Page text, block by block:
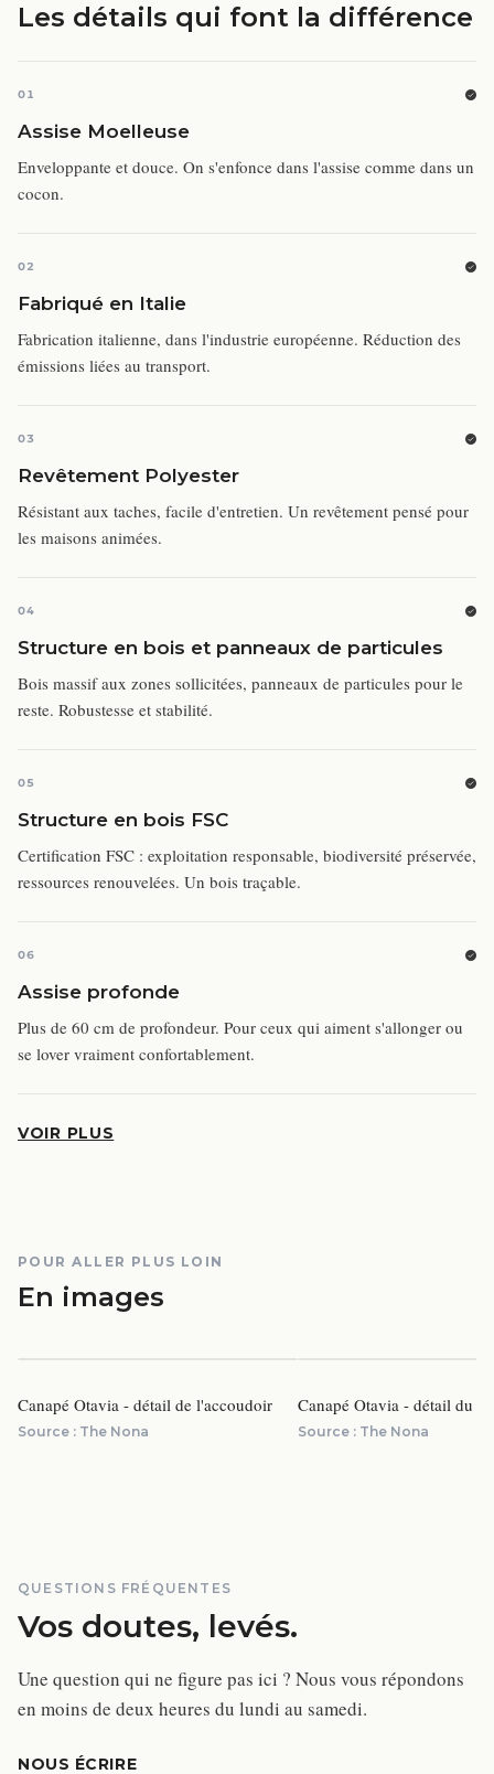
Les détails qui font la différence
01
Assise Moelleuse
Enveloppante et douce. On s'enfonce dans l'assise comme dans un
cocon.
02
Fabriqué en Italie
Fabrication italienne, dans l'industrie européenne. Réduction des
émissions liées au transport.
03
Revêtement Polyester
Résistant aux taches, facile d'entretien. Un revêtement pensé pour
les maisons animées.
04
Structure en bois et panneaux de particules
Bois massif aux zones sollicitées, panneaux de particules pour le
reste. Robustesse et stabilité.
05
Structure en bois FSC
Certification FSC : exploitation responsable, biodiversité préservée,
ressources renouvelées. Un bois traçable.
06
Assise profonde
Plus de 60 cm de profondeur. Pour ceux qui aiment s'allonger ou
se lover vraiment confortablement.
VOIR PLUS
POUR ALLER PLUS LOIN
En images
Canapé Otavia - détail de l'accoudoir
Source : The Nona
Canapé Otavia - détail du
Source : The Nona
QUESTIONS FRÉQUENTES
Vos doutes, levés.
Une question qui ne figure pas ici ? Nous vous répondons
en moins de deux heures du lundi au samedi.
NOUS ÉCRIRE